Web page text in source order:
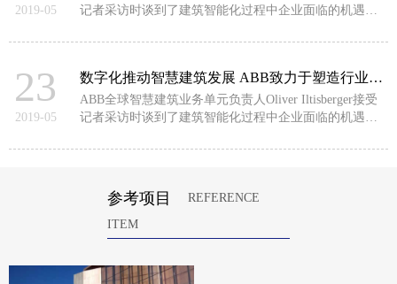
2019-05
记者采访时谈到了建筑智能化过程中企业面临的机遇和
的战略布局。
23
2019-05
数字化推动智慧建筑发展 ABB致力于塑造行业未来
ABB全球智慧建筑业务单元负责人Oliver Iltisberger接受
记者采访时谈到了建筑智能化过程中企业面临的机遇和
的战略布局。
参考项目
REFERENCE
ITEM